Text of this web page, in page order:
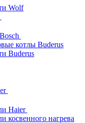
Wolf
котлы Buderus
Buderus
Haier
косвенного нагрева